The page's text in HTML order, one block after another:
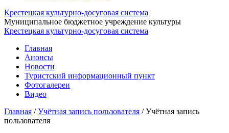
Крестецкая культурно-досуговая система
Муниципальное бюджетное учреждение культуры
Крестецкая культурно-досуговая система
Главная
Анонсы
Новости
Туристский информационный пункт
Фотогалереи
Видео
Главная /Учётная запись пользователя /Учётная запись
пользователя